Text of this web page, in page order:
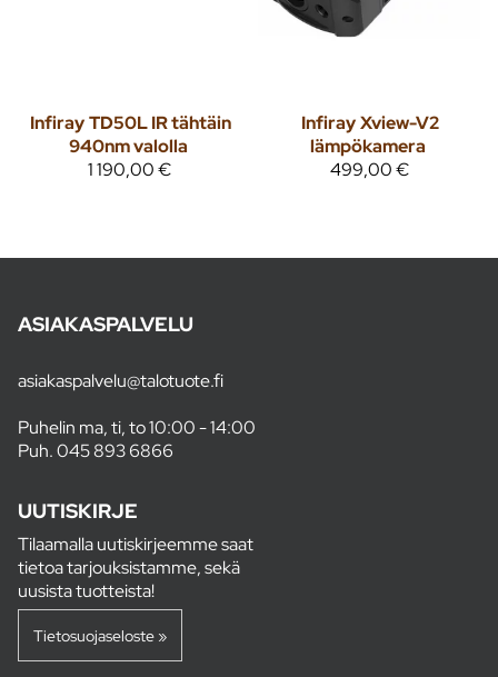
Infiray TD50L IR tähtäin
940nm valolla
1 190,00 €
InfirayXview-V2
lämpökamera
499,00 €
ASIAKASPALVELU
asiakaspalvelu@talotuote.fi
Puhelin ma, ti, to 10:00 - 14:00
Puh.045 893 6866
UUTISKIRJE
Tilaamalla uutiskirjeemme saat
tietoa tarjouksistamme, sekä
uusista tuotteista!
Tietosuojaseloste »